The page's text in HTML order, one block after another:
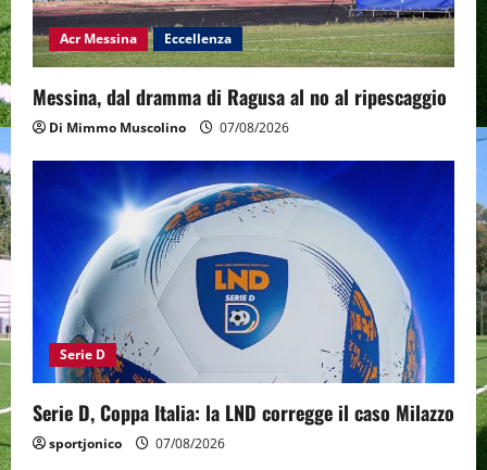
Acr Messina Eccellenza
Messina, dal dramma di Ragusa al no al ripescaggio
Di Mimmo Muscolino 07/08/2026
Serie D
Serie D, Coppa Italia: la LND corregge il caso Milazzo
sportjonico 07/08/2026